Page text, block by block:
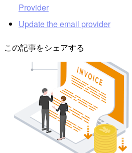
Provider
Update the email provider
この記事をシェアする